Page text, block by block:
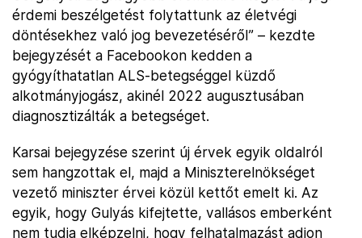
érdemi beszélgetést folytattunk az életvégi
döntésekhez való jog bevezetéséről” – kezdte
bejegyzését a Facebookon kedden a
gyógyíthatatlan ALS-betegséggel küzdő
alkotmányjogász, akinél 2022 augusztusában
diagnosztizálták a betegséget.
Karsai bejegyzése szerint új érvek egyik oldalról
sem hangzottak el, majd a Miniszterelnökséget
vezető miniszter érvei közül kettőt emelt ki. Az
egyik, hogy Gulyás kifejtette, vallásos emberként
nem tudja elképzelni, hogy felhatalmazást adjon